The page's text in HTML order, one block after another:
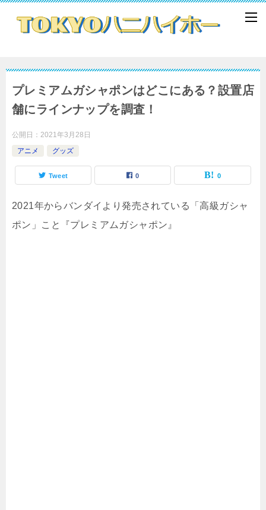
プレミアムガシャポンはどこにある？設置店
舗にラインナップを調査！
公開日： 2021年3月28日
アニメ
グッズ
Tweet 0 0
2021年からバンダイより発売されている「高級ガシャ
ポン」こと『プレミアムガシャポン』